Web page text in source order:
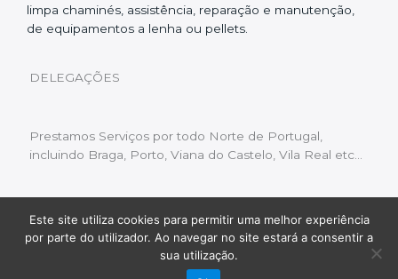
limpa chaminés, assistência, reparação e manutenção,
de equipamentos a lenha ou pellets.
DELEGAÇÕES
Prestamos Serviços por todo Norte de Portugal,
incluindo Braga, Porto, Viana do Castelo, Vila Real etc…
Livro de Reclamações | Política de Privacidade
Copyright © 2022 Limpeza Chaminés | Desenvolvido
Fluxo Digital – a inovar a web
Este site utiliza cookies para permitir uma melhor experiência
por parte do utilizador. Ao navegar no site estará a consentir a
sua utilização.